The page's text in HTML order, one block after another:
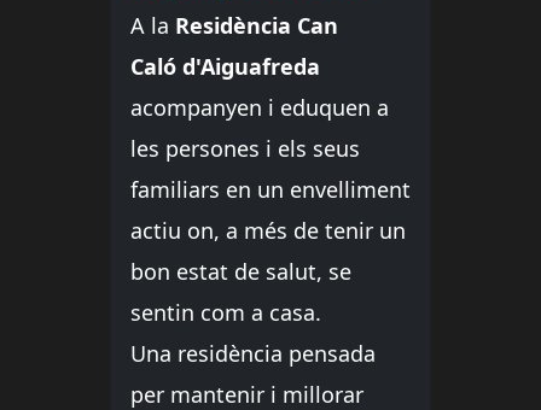
A la Residència Can
Caló d'Aiguafreda
acompanyen i eduquen a
les persones i els seus
familiars en un envelliment
actiu on, a més de tenir un
bon estat de salut, se
sentin com a casa.
Una residència pensada
per mantenir i millorar